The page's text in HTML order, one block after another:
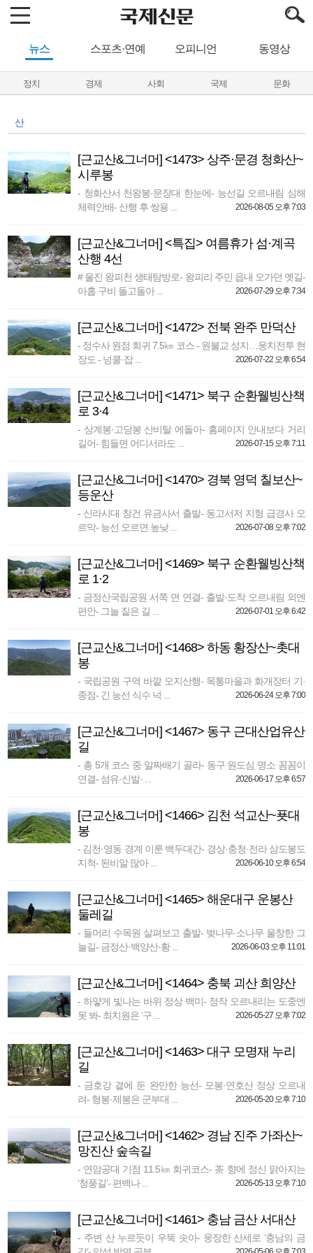
뉴스 스포츠·연예 오피니언 동영상
정치 경제 사회 국제 문화
산
[근교산&그너머] <1473> 상주·문경 청화산~
시루봉
- 청화산서 천왕봉·문장대 한눈에- 능선길 오르내림 심해
체력안배- 산행 후 쌍용 ...
2026-08-05 오후 7:03
[근교산&그너머] <특집> 여름휴가 섬·계곡
산행 4선
# 울진 왕피천 생태탐방로- 왕피리 주민 읍내 오가던 옛길-
아홉 구비 돌고돌아 ...
2026-07-29 오후 7:34
[근교산&그너머] <1472> 전북 완주 만덕산
- 정수사 원점 회귀 7.5㎞ 코스 - 원불교 성지…웅치전투 현
장도 - 넝쿨·잡 ...
2026-07-22 오후 6:54
[근교산&그너머] <1471> 북구 순환웰빙산책
로 3·4
- 상계봉·고당봉 산비탈 에돌아- 홈페이지 안내보다 거리
길어- 힘들면 어디서라도 ...
2026-07-15 오후 7:11
[근교산&그너머] <1470> 경북 영덕 칠보산~
등운산
- 신라시대 창건 유금사서 출발- 동고서저 지형 급경사 오
르막- 능선 오르면 높낮 ...
2026-07-08 오후 7:02
[근교산&그너머] <1469> 북구 순환웰빙산책
로 1·2
- 금정산국립공원 서쪽 면 연결- 출발·도착 오르내림 외엔
편안- 그늘 짙은 길 ...
2026-07-01 오후 6:42
[근교산&그너머] <1468> 하동 황장산~촛대
봉
- 국립공원 구역 바깥 오지산행- 목통마을과 화개장터 기·
종점- 긴 능선 식수 넉 ...
2026-06-24 오후 7:00
[근교산&그너머] <1467> 동구 근대산업유산
길
- 총 5개 코스 중 알짜배기 골라- 동구 원도심 명소 꼼꼼이
연결- 섬유·신발· ...
2026-06-17 오후 6:57
[근교산&그너머] <1466> 김천 석교산~푯대
봉
- 김천·영동 경계 이룬 백두대간- 경상·충청·전라 삼도봉도
지척- 된비알 많아 ...
2026-06-10 오후 6:54
[근교산&그너머] <1465> 해운대구 운봉산
둘레길
- 들머리 수목원 살펴보고 출발- 벚나무·소나무 울창한 그
늘길- 금정산·백양산·황 ...
2026-06-03 오후 11:01
[근교산&그너머] <1464> 충북 괴산 희양산
- 하얗게 빛나는 바위 정상 백미- 정작 오르내리는 도중엔
못 봐- 최치원은 ‘구 ...
2026-05-27 오후 7:02
[근교산&그너머] <1463> 대구 모명재 누리
길
- 금호강 곁에 둔 완만한 능선- 모봉·연호산 정상 오르내
려- 형봉·제봉은 군부대 ...
2026-05-20 오후 7:10
[근교산&그너머] <1462> 경남 진주 가좌산~
망진산 숲속길
- 연암공대 기점 11.5㎞ 회귀코스- 茶 향에 정신 맑아지는
‘청풍길’- 편백나 ...
2026-05-13 오후 7:10
[근교산&그너머] <1461> 충남 금산 서대산
- 주변 산 누르듯이 우뚝 솟아- 웅장한 산세로 ‘충남의 금